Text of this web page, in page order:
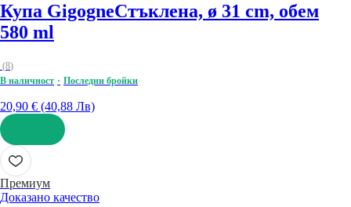
Купа GigogneСтъклена, ø 31 cm, обем
580 ml
(8)
В наличност
Последни бройки
20,90 € (40,88 Лв)
ДОБАВИ
Премиум
Доказано качество